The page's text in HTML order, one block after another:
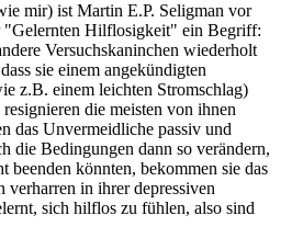
mir) ist Martin E.P. Seligman vor
"Gelernten Hilflosigkeit" ein Begriff:
Versuchskaninchen wiederholt
sie einem angekündigten
z.B. einem leichten Stromschlag)
die meisten von ihnen
das Unvermeidliche passiv und
die Bedingungen dann so verändern,
beenden könnten, bekommen sie das
verharren in ihrer depressiven
sich hilflos zu fühlen, also sind